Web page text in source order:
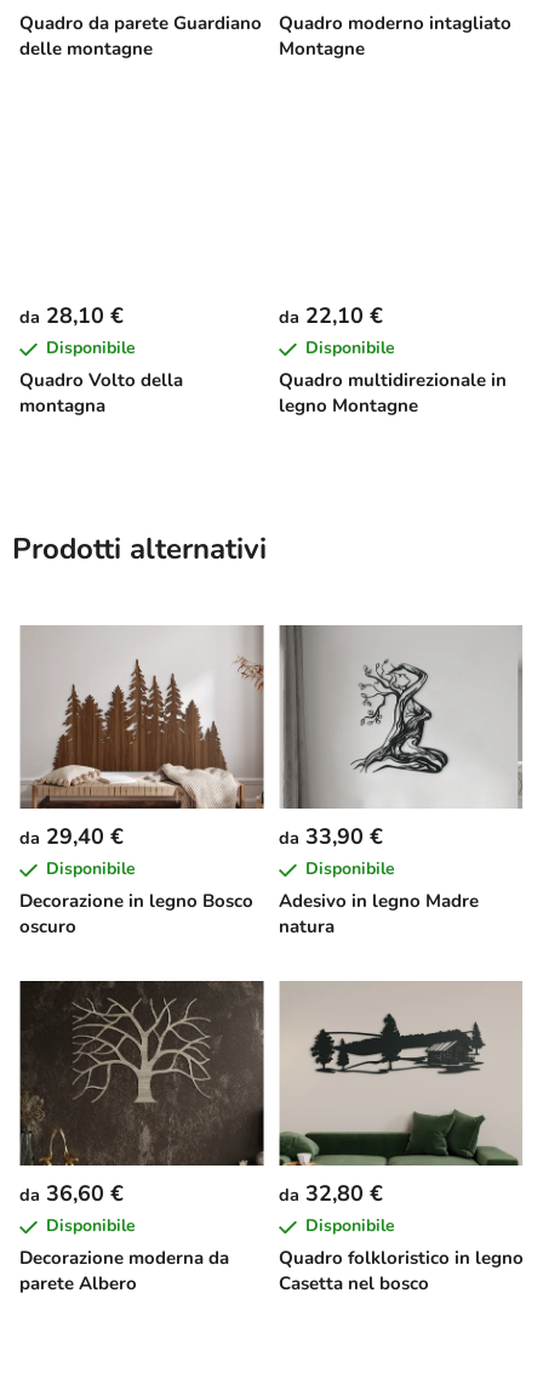
Quadro da parete Guardiano
delle montagne
Quadro moderno intagliato
Montagne
Quadro Volto della
montagna
da 28,10 €
Disponibile
Quadro multidirezionale in
legno Montagne
da 22,10 €
Disponibile
Prodotti alternativi
Decorazione in legno Bosco
oscuro
da 29,40 €
Disponibile
Adesivo in legno Madre
natura
da 33,90 €
Disponibile
Decorazione moderna da
parete Albero
da 36,60 €
Disponibile
Quadro folkloristico in legno
Casetta nel bosco
da 32,80 €
Disponibile